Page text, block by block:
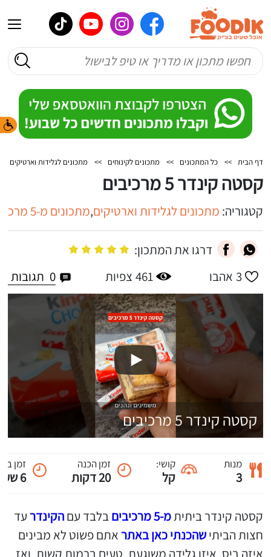
דף הבית >> כל המתכונים >> מתכונים לקינוחים >> מתכונים לגלידות וארטיקים
קסטה קינדר 5 מרכיבים
קטגוריה: מתכונים לגלידות וארטיקים,מתכונים מ-5 מרכיבים או פחות
דרגו את המתכון:
3 אהבו 461 צפיות 0 תגובות
קסטה קינדר 5 מרכיבים
מנות
3
קושי:
קל
זמן הכנה
20 דקות
זמן
6 שעות
קסטה קינדר ביתיתמ-5 מרכיבים בלבד עםהקינדרעד
חצות הביתישהכנתי כאן באתראתם פשוט לא מבינים
איזה ביס, איזו גלידה משוגעת, טעים ברמות קשות, ואז